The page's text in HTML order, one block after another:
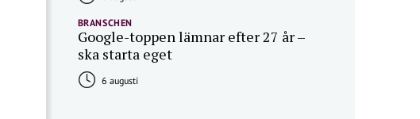
BRANSCHEN
Google-toppen lämnar efter 27 år –
ska starta eget
6 augusti